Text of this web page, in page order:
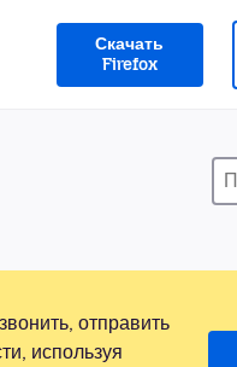
Скачать
Firefox
отправить
используя